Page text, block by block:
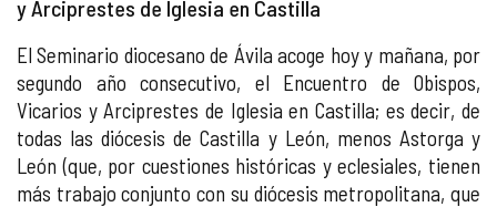
y Arciprestes de Iglesia en Castilla
El Seminario diocesano de Ávila acoge hoy y mañana, por
segundo año consecutivo, el Encuentro de Obispos,
Vicarios y Arciprestes de Iglesia en Castilla; es decir, de
todas las diócesis de Castilla y León, menos Astorga y
León (que, por cuestiones históricas y eclesiales, tienen
más trabajo conjunto con su diócesis metropolitana, que